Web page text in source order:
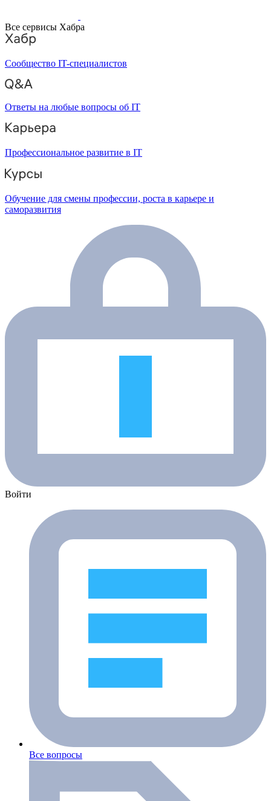
Все сервисы Хабра
Сообщество IT-специалистов
Ответы на любые вопросы об IT
Профессиональное развитие в IT
Обучение для смены профессии, роста в карьере и
саморазвития
Войти
Все вопросы